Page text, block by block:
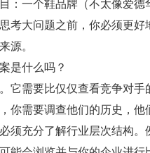
：一个鞋品牌（不太像爱德
考大问题之前，你必须更
源。
是什么吗？
它需要比仅仅查看竞争对手
你需要调查他们的历史，
须充分了解行业层次结构